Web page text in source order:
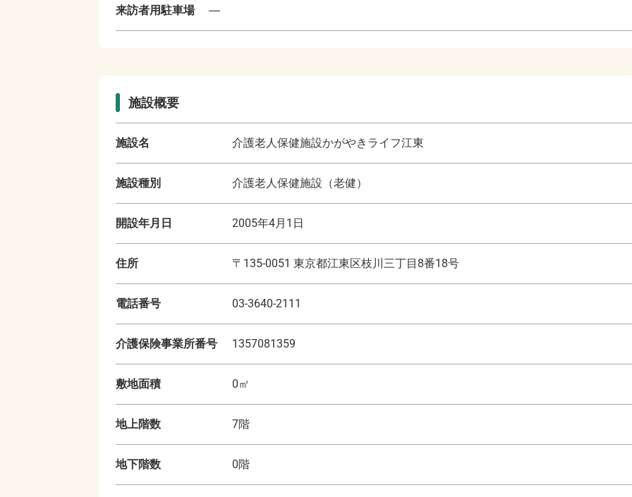
来訪者用駐車場 ―
施設概要
施設名 介護老人保健施設かがやきライフ江東
施設種別 介護老人保健施設（老健）
開設年月日 2005年4月1日
住所 〒 135-0051 東京都江東区枝川三丁目8番18号
電話番号 03-3640-2111
介護保険事業所番号 1357081359
敷地面積 0㎡
地上階数 7階
地下階数 0階